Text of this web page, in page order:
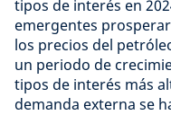
tipos de interés en
emergentes
los precios del
un periodo de
tipos de interés más
demanda externa se